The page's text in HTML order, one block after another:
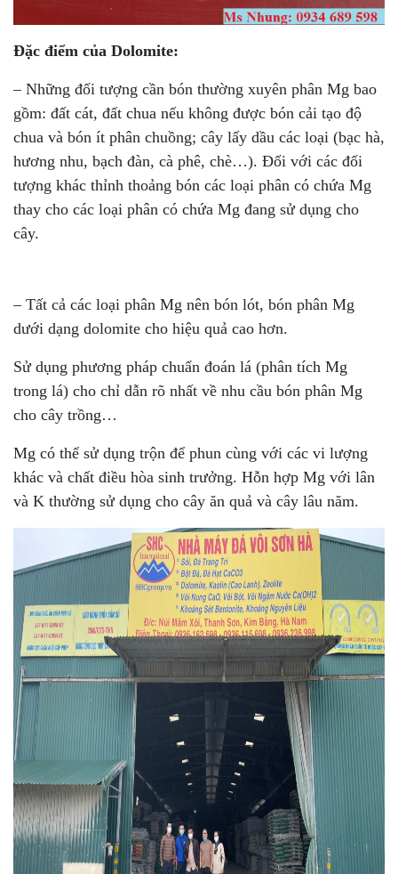
Đặc điểm của Dolomite:
– Những đối tượng cần bón thường xuyên phân Mg bao
gồm: đất cát, đất chua nếu không được bón cải tạo độ
chua và bón ít phân chuồng; cây lấy dầu các loại (bạc hà,
hương nhu, bạch đàn, cà phê, chè…). Đối với các đối
tượng khác thỉnh thoảng bón các loại phân có chứa Mg
thay cho các loại phân có chứa Mg đang sử dụng cho
cây.
– Tất cả các loại phân Mg nên bón lót, bón phân Mg
dưới dạng dolomite cho hiệu quả cao hơn.
Sử dụng phương pháp chuẩn đoán lá (phân tích Mg
trong lá) cho chỉ dẫn rõ nhất về nhu cầu bón phân Mg
cho cây trồng…
Mg có thể sử dụng trộn để phun cùng với các vi lượng
khác và chất điều hòa sinh trưởng. Hỗn hợp Mg với lân
và K thường sử dụng cho cây ăn quả và cây lâu năm.